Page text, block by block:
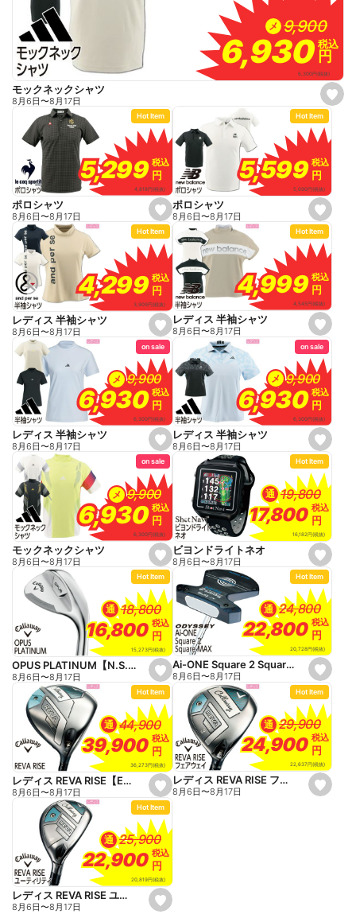
s
e
メ 9,900
9,900
6,930
6,930税込
税込
円
円
6,300円(税抜)
モックネックシャツ
8月6日〜8月17日
s
e
t
f
a
o
r
i
t
e
Hot Item
5,299
5,299税込
税込
円
円
4,818円(税抜)
ポロシャツ
8月6日〜8月17日
s
e
t
f
a
o
r
i
t
e
Hot Item
5,599
5,599 税込
税込
円
円
5,090円(税抜)
ポロシャツ
8月6日〜8月17日
s
e
t
f
a
v
o
r
i
t
e
Hot Item
4,299
4,299税込
税込
円
円
3,909円(税抜)
レディス 半袖シャツ
8月6日〜8月17日
s
e
t
f
a
v
o
r
i
t
e
Hot Item
4,999
4,999 税込
税込
円
円
4,545円(税抜)
レディス 半袖シャツ
8月6日〜8月17日
s
e
t
f
a
v
o
r
i
t
e
on sale
メ 9,900
9,900
6,930
6,930税込
税込
円
円
6,300円(税抜)
レディス 半袖シャツ
8月6日〜8月17日
s
e
t
f
a
v
o
r
i
t
e
on sale
メ 9,900
9,900
6,930
6,930 税込
税込
円
円
6,300円(税抜)
レディス 半袖シャツ
8月6日〜8月17日
s
e
t
f
a
v
o
r
i
t
e
on sale
メ 9,900
9,900
6,930
6,930税込
税込
円
円
6,300円(税抜)
モックネックシャツ
8月6日〜8月17日
s
e
t
f
a
v
o
r
i
t
e
Hot Item
通 19,800
19,800
17,800
17,800 税込
税込
円
円
16,182円(税抜)
ビヨンドライトネオ
8月6日〜8月17日
s
e
t
f
a
v
o
r
i
t
e
Hot Item
通 18,800
18,800
16,800
16,800 税込
税込
円
円
15,273円(税抜)
OPUS PLATINUM【N.S.PRO 950NEO】
8月6日〜8月17日
s
e
t
f
a
v
o
r
i
t
e
Hot Item
通 24,800
24,800
22,800
22,800 税込
税込
円
円
20,728円(税抜)
Ai-ONE Square 2 Square MAX
8月6日〜8月17日
s
e
t
f
a
v
o
r
i
t
e
Hot Item
通 44,900
44,900
39,900
39,900 税込
税込
円
円
36,273円(税抜)
レディス REVA RISE【ELDIO 40 for Callaway】
8月6日〜8月17日
s
e
Hot Item
通 29,900
29,900
24,900
24,900 税込
税込
円
円
22,637円(税抜)
レディス REVA RISE フェアウェイ【ELDIO 40 for Callaway】
8月6日〜8月17日
s
e
Hot Item
通 25,900
25,900
22,900
22,900 税込
税込
円
円
20,819円(税抜)
レディス REVA RISE ユーティリティ【ELDIO 40 for Callaway】
8月6日〜8月17日